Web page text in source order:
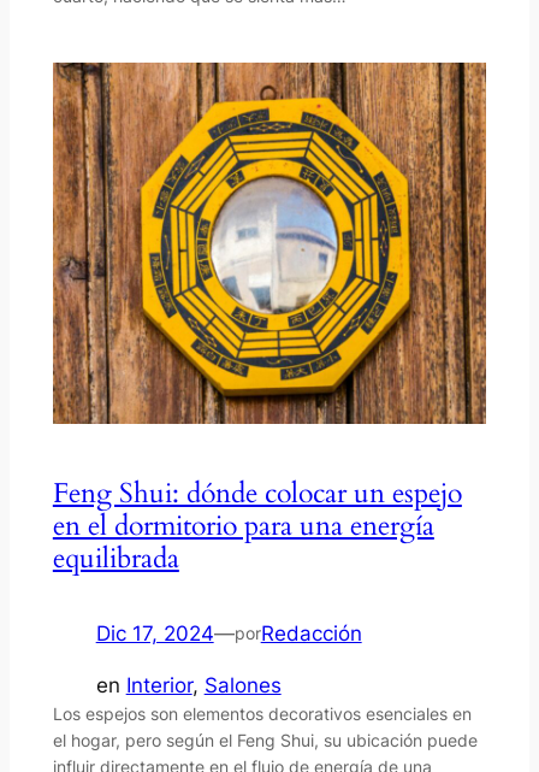
Feng Shui: dónde colocar un espejo
en el dormitorio para una energía
equilibrada
Dic 17, 2024—porRedacción
en Interior, Salones
Los espejos son elementos decorativos esenciales en
el hogar, pero según el Feng Shui, su ubicación puede
influir directamente en el flujo de energía de una